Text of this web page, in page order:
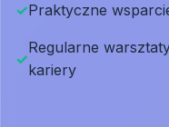
✓Praktyczne
✓
Regularne
kariery